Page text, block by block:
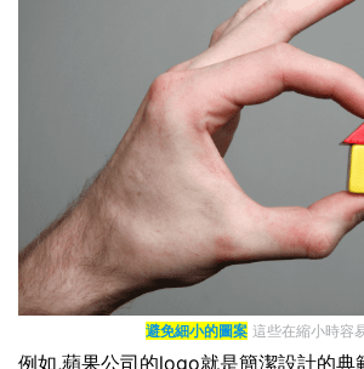
避免細小的圖案 這些在縮小時容
例如,蘋果公司的logo就是簡潔設計的典